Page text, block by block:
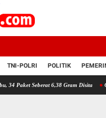
TNI-POLRI POLITIK
6,38 Gram Disita Gerak Cepat